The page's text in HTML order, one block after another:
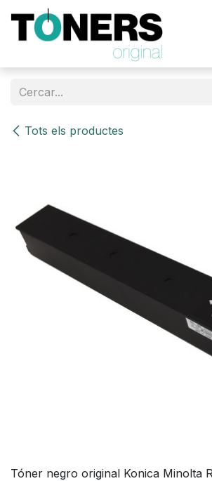
Skip to Content
Tots els productes
Tóner negro original Konica Minolta